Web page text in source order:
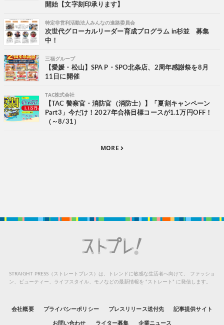
開始【文字刻印承ります】
特定非営利活動法人みんなの進路委員会
次世代グローカルリーダー育成プログラム in杉並 募集
中！
三福グループ
【愛媛・松山】SPA P・SPO北条店、2周年感謝祭を8月
11日に開催
TAC株式会社
【TAC 警察官・消防官（消防士）】「夏割キャンペーン
Part3」今だけ！2027年合格目標コースが1.1万円OFF！
（～8/31）
MORE
STRAIGHT PRESS（ストレートプレス）は、トレンドに敏感な生活者へ向けて、
ファッショ
ン、ビューティー、ライフスタイル、モノなどの最新情報を “ストレート” に発信します。
会社概要 プライバシーポリシー プレスリリース送付先 記事提供サイト
お問い合わせ ライター募集 企業ニュース